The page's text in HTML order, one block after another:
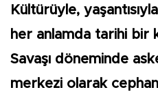
Kültürüyle,
her anlamda tarihi bir
Savaşı döneminde
merkezi olarak